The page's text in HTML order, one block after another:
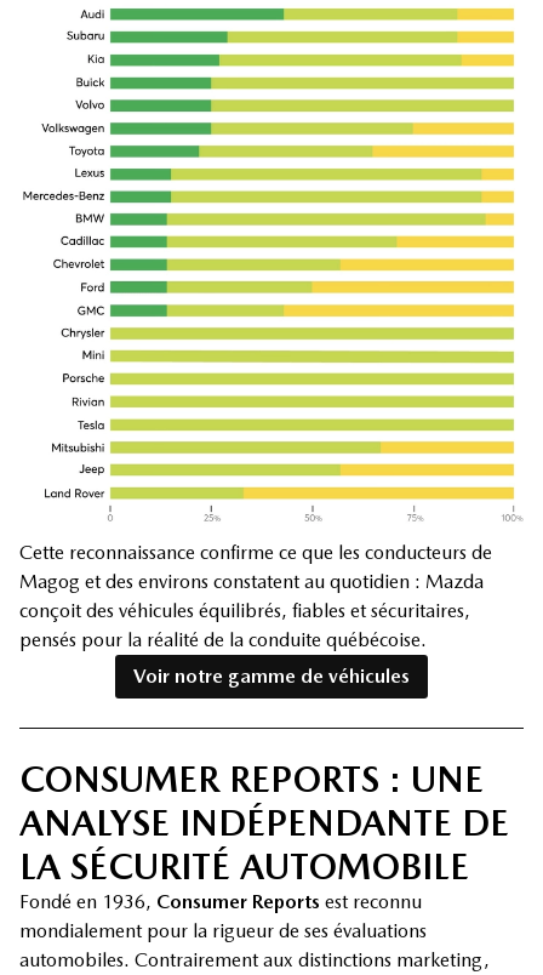
Cette reconnaissance confirme ce que les conducteurs de
Magog et des environs constatent au quotidien : Mazda
conçoit des véhicules équilibrés, fiables et sécuritaires,
pensés pour la réalité de la conduite québécoise.
Voir notre gamme de véhicules
CONSUMER REPORTS : UNE
ANALYSE INDÉPENDANTE DE
LA SÉCURITÉ AUTOMOBILE
Fondé en 1936, Consumer Reports est reconnu
mondialement pour la rigueur de ses évaluations
automobiles. Contrairement aux distinctions marketing,